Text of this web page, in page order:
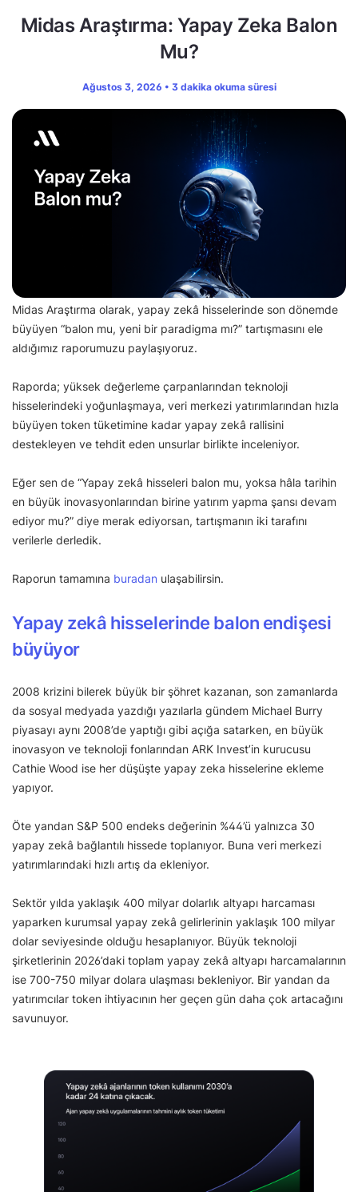
Midas Araştırma: Yapay Zeka Balon
Mu?
Ağustos 3, 2026 • 3 dakika okuma süresi
Midas Araştırma olarak, yapay zekâ hisselerinde son dönemde
büyüyen “balon mu, yeni bir paradigma mı?” tartışmasını ele
aldığımız raporumuzu paylaşıyoruz.
Raporda; yüksek değerleme çarpanlarından teknoloji
hisselerindeki yoğunlaşmaya, veri merkezi yatırımlarından hızla
büyüyen token tüketimine kadar yapay zekâ rallisini
destekleyen ve tehdit eden unsurlar birlikte inceleniyor.
Eğer sen de “Yapay zekâ hisseleri balon mu, yoksa hâla tarihin
en büyük inovasyonlarından birine yatırım yapma şansı devam
ediyor mu?” diye merak ediyorsan, tartışmanın iki tarafını
verilerle derledik.
Raporun tamamına buradan ulaşabilirsin.
Yapay zekâ hisselerinde balon endişesi
büyüyor
2008 krizini bilerek büyük bir şöhret kazanan, son zamanlarda
da sosyal medyada yazdığı yazılarla gündem Michael Burry
piyasayı aynı 2008’de yaptığı gibi açığa satarken, en büyük
inovasyon ve teknoloji fonlarından ARK Invest’in kurucusu
Cathie Wood ise her düşüşte yapay zeka hisselerine ekleme
yapıyor.
Öte yandan S&P 500 endeks değerinin %44’ü yalnızca 30
yapay zekâ bağlantılı hissede toplanıyor. Buna veri merkezi
yatırımlarındaki hızlı artış da ekleniyor.
Sektör yılda yaklaşık 400 milyar dolarlık altyapı harcaması
yaparken kurumsal yapay zekâ gelirlerinin yaklaşık 100 milyar
dolar seviyesinde olduğu hesaplanıyor. Büyük teknoloji
şirketlerinin 2026’daki toplam yapay zekâ altyapı harcamalarının
ise 700-750 milyar dolara ulaşması bekleniyor. Bir yandan da
yatırımcılar token ihtiyacının her geçen gün daha çok artacağını
savunuyor.